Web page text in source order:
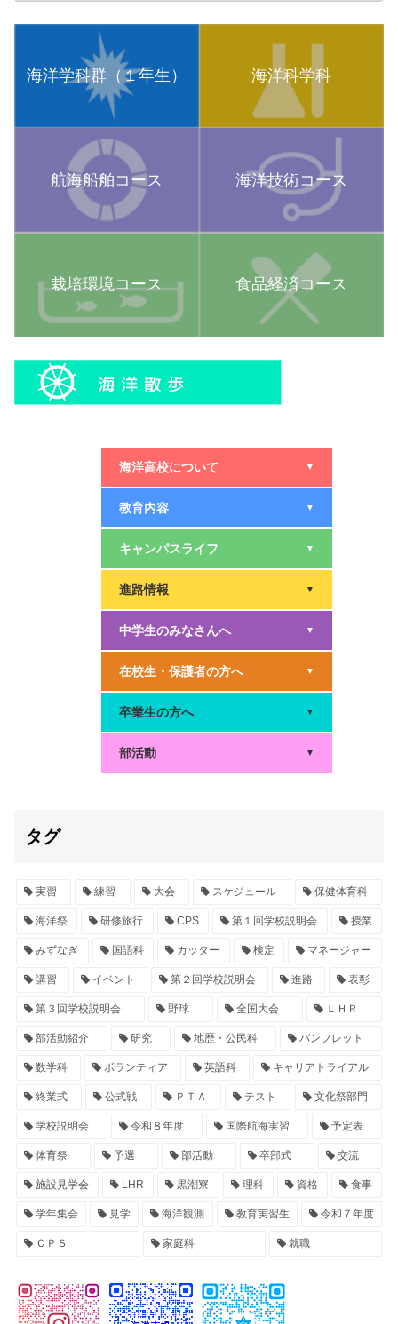
海洋学科群（１年生） 海洋科学科
航海船舶コース 海洋技術コース
栽培環境コース 食品経済コース
海洋高校について ▼
教育内容 ▼
キャンパスライフ ▼
進路情報 ▼
中学生のみなさんへ ▼
在校生・保護者の方へ ▼
卒業生の方へ ▼
部活動 ▼
タグ
実習 練習 大会 スケジュール 保健体育科
海洋祭 研修旅行 CPS 第１回学校説明会 授業
みずなぎ 国語科 カッター 検定 マネージャー
講習 イベント 第２回学校説明会 進路 表彰
第３回学校説明会 野球 全国大会 ＬＨＲ
部活動紹介 研究 地歴・公民科 パンフレット
数学科 ボランティア 英語科 キャリアトライアル
終業式 公式戦 ＰＴＡ テスト 文化祭部門
学校説明会 令和８年度 国際航海実習 予定表
体育祭 予選 部活動 卒部式 交流
施設見学会 LHR 黒潮寮 理科 資格 食事
学年集会 見学 海洋観測 教育実習生 令和７年度
ＣＰＳ 家庭科 就職